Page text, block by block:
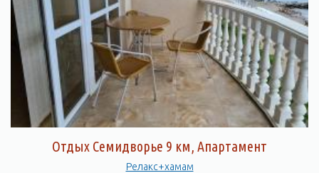
Отдых Семидворье 9 км, Апартамент
Релакс+хамам